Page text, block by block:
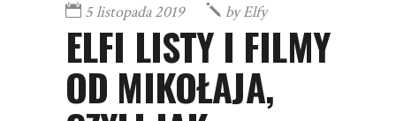
5 listopada 2019 byElfy
ELFI LISTY I FILMY
OD MIKOŁAJA,